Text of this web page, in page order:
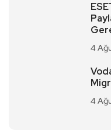
4
4